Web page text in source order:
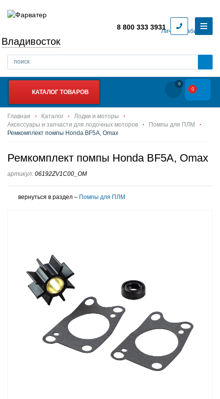
Личный кабинет
Владивосток
8 800 333 3931
КАТАЛОГ ТОВАРОВ
0
0
Главная Каталог
Лодки и моторы
Аксессуары и запчасти для лодочных моторов
Помпы для ПЛМ
Ремкомплект помпы Honda BF5A, Omax
Ремкомплект помпы Honda BF5A, Omax
артикул: 06192ZV1C00_OM
вернуться в раздел – Помпы для ПЛМ